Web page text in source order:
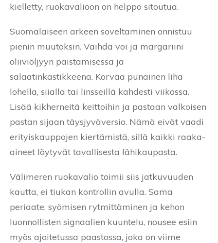
kielletty, ruokavalioon on helppo sitoutua.
Suomalaiseen arkeen soveltaminen onnistuu
pienin muutoksin. Vaihda voi ja margariini
oliiviöljyyn paistamisessa ja
salaatinkastikkeena. Korvaa punainen liha
lohella, siialla tai linsseillä kahdesti viikossa.
Lisää kikherneitä keittoihin ja pastaan valkoisen
pastan sijaan täysjyväversio. Nämä eivät vaadi
erityiskauppojen kiertämistä, sillä kaikki raaka-
aineet löytyvät tavallisesta lähikaupasta.
Välimeren ruokavalio toimii siis jatkuvuuden
kautta, ei tiukan kontrollin avulla. Sama
periaate, syömisen rytmittäminen ja kehon
luonnollisten signaalien kuuntelu, nousee esiin
myös ajoitetussa paastossa, joka on viime